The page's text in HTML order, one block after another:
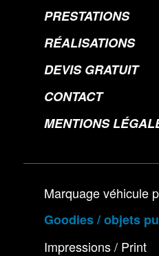
PRESTATIONS
RÉALISATIONS
DEVIS GRATUIT
CONTACT
MENTIONS
Marquage véhicule
Goodies / objets
Impressions / Print